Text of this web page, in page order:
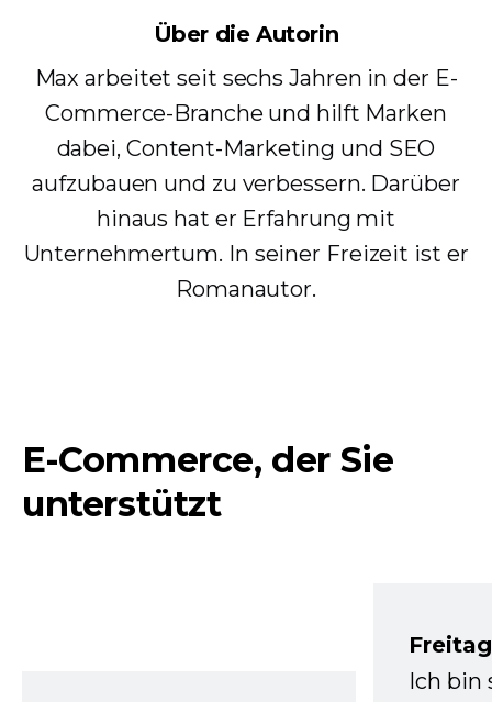
Über die Autorin
Max arbeitet seit sechs Jahren in der E-
Commerce-Branche und hilft Marken
dabei, Content-Marketing und SEO
aufzubauen und zu verbessern. Darüber
hinaus hat er Erfahrung mit
Unternehmertum. In seiner Freizeit ist er
Romanautor.
E-Commerce, der Sie
unterstützt
Ich bin